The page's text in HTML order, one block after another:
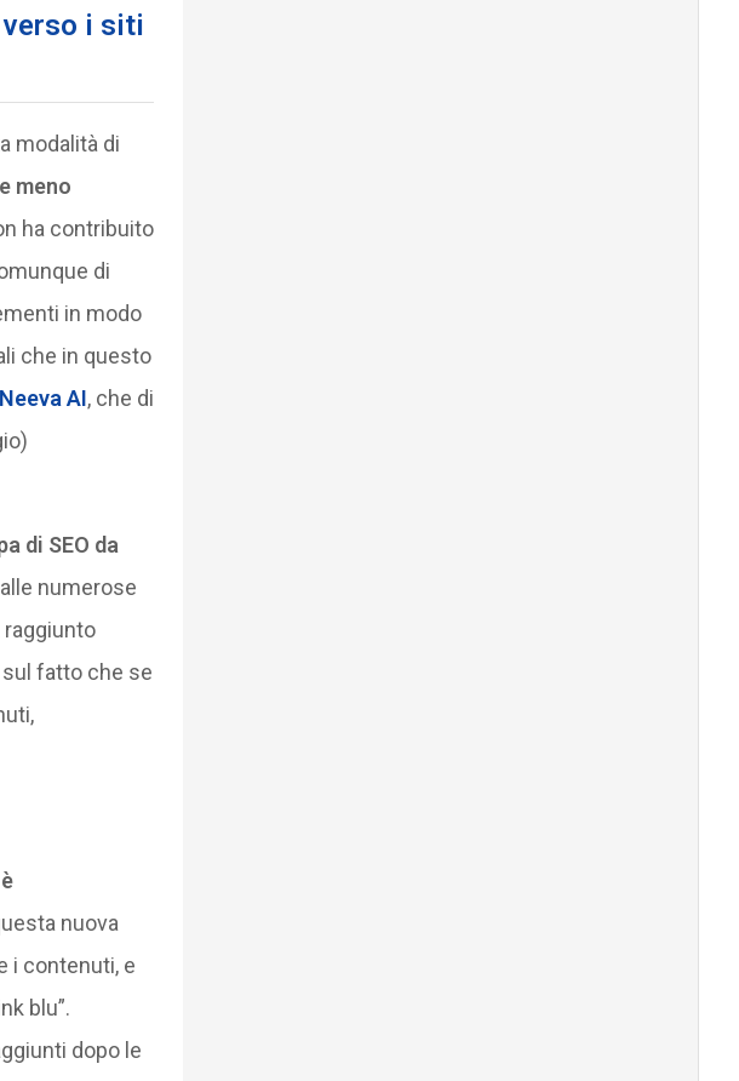
i siti
modalità di
meno
ha contribuito
di
in modo
che in questo
Neeva AI, che di
di SEO da
numerose
sul fatto che se
nuova
i contenuti, e
blu”.
dopo le